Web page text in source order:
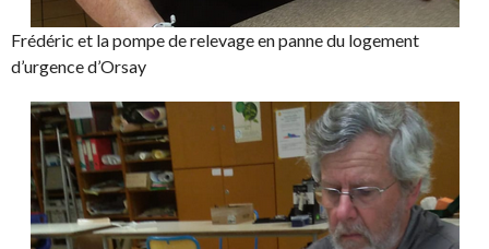
Frédéric et la pompe de relevage en panne du logement
d’urgence d’Orsay